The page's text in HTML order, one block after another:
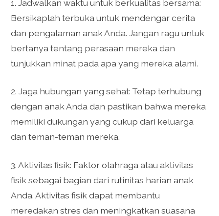
1. Jadwalkan waktu untuk berkualitas bersama:
Bersikaplah terbuka untuk mendengar cerita
dan pengalaman anak Anda. Jangan ragu untuk
bertanya tentang perasaan mereka dan
tunjukkan minat pada apa yang mereka alami.
2. Jaga hubungan yang sehat: Tetap terhubung
dengan anak Anda dan pastikan bahwa mereka
memiliki dukungan yang cukup dari keluarga
dan teman-teman mereka.
3. Aktivitas fisik: Faktor olahraga atau aktivitas
fisik sebagai bagian dari rutinitas harian anak
Anda. Aktivitas fisik dapat membantu
meredakan stres dan meningkatkan suasana